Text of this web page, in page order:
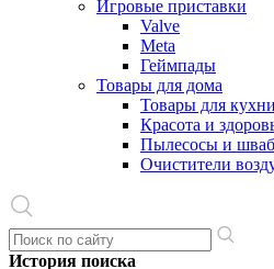
Игровые приставки
Valve
Meta
Геймпады
Товары для дома
Товары для кухни
Красота и
Пылесосы и
Очистители
История поиска